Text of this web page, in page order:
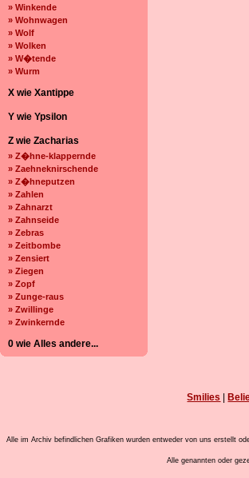
» Winkende
» Wohnwagen
» Wolf
» Wolken
» W�tende
» Wurm
X wie Xantippe
Y wie Ypsilon
Z wie Zacharias
» Z�hne-klappernde
» Zaehneknirschende
» Z�hneputzen
» Zahlen
» Zahnarzt
» Zahnseide
» Zebras
» Zeitbombe
» Zensiert
» Ziegen
» Zopf
» Zunge-raus
» Zwillinge
» Zwinkernde
0 wie Alles andere...
Smilies
Alle im Archiv befindlichen Grafiken wurden entweder von uns erstellt
Alle genannten oder